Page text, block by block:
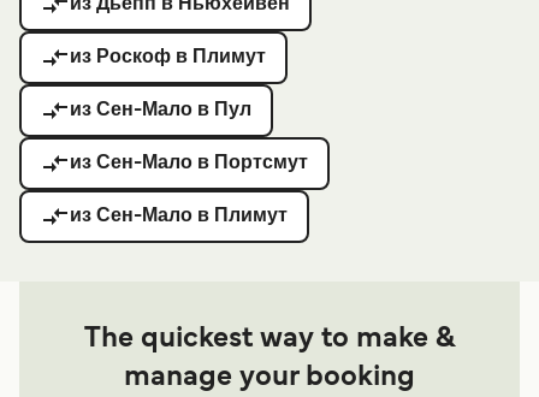
из Дьепп в Ньюхейвен
из Роскоф в Плимут
из Сен-Мало в Пул
из Сен-Мало в Портсмут
из Сен-Мало в Плимут
The quickest way to make &
manage your booking